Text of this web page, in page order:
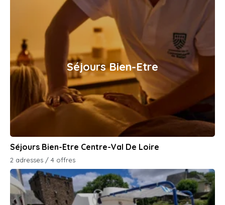
Séjours Bien-Etre
Séjours Bien-Etre Centre-Val De Loire
2 adresses / 4 offres